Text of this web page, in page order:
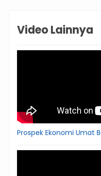
Video Lainnya
Prospek Ekonomi Umat